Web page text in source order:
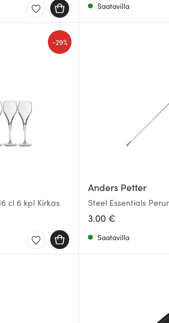
Saatavilla
cl 6 kpl Kirkas
-29%
Anders Petter
Steel Essentials
Teräs/Musta
3.00 €
Saatavilla